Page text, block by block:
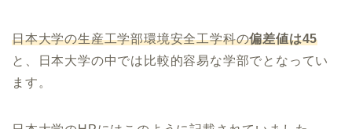
日本大学の生産工学部環境安全工学科の偏差値は45
と、日本大学の中では比較的容易な学部でとなってい
ます。